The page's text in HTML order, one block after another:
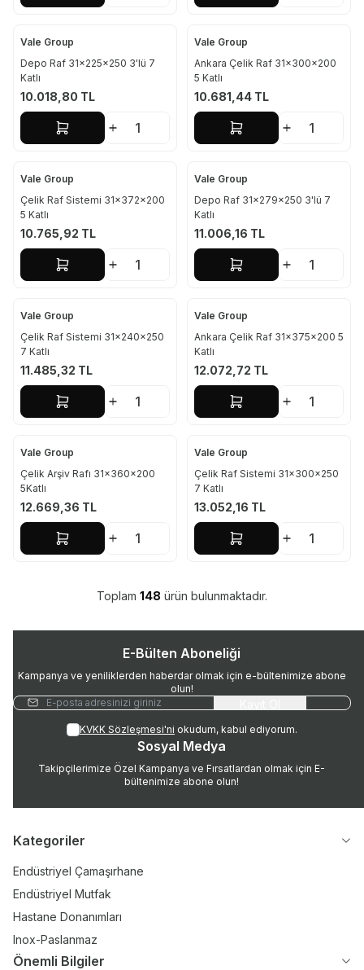
Vale Group
Depo Raf 31x225x250 3'lü 7
Katlı
10.018,80 TL
Sepete Ekle
Vale Group
Ankara Çelik Raf 31x300x200
5 Katlı
10.681,44 TL
Sepete Ekle
Vale Group
Çelik Raf Sistemi 31x372x200
5 Katlı
10.765,92 TL
Sepete Ekle
Vale Group
Depo Raf 31x279x250 3'lü 7
Katlı
11.006,16 TL
Sepete Ekle
Vale Group
Çelik Raf Sistemi 31x240x250
7 Katlı
11.485,32 TL
Sepete Ekle
Vale Group
Ankara Çelik Raf 31x375x200 5
Katlı
12.072,72 TL
Sepete Ekle
Vale Group
Çelik Arşiv Rafı 31x360x200
5Katlı
12.669,36 TL
Sepete Ekle
Vale Group
Çelik Raf Sistemi 31x300x250
7 Katlı
13.052,16 TL
Sepete Ekle
Toplam 148 ürün bulunmaktadır.
E-Bülten Aboneliği
Kampanya ve yeniliklerden haberdar olmak için e-bültenimize abone
olun!
KVKK Sözleşmesi'ni okudum, kabul ediyorum.
Sosyal Medya
Takipçilerimize Özel Kampanya ve Fırsatlardan olmak için E-
bültenimize abone olun!
Kategoriler
Endüstriyel Çamaşırhane
Endüstriyel Mutfak
Hastane Donanımları
Inox-Paslanmaz
Önemli Bilgiler